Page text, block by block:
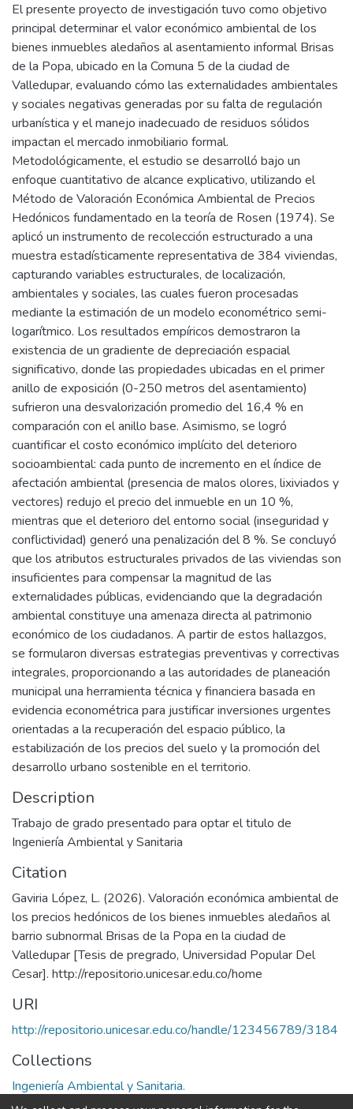
El presente proyecto de investigación tuvo como objetivo
principal determinar el valor económico ambiental de los
bienes inmuebles aledaños al asentamiento informal Brisas
de la Popa, ubicado en la Comuna 5 de la ciudad de
Valledupar, evaluando cómo las externalidades ambientales
y sociales negativas generadas por su falta de regulación
urbanística y el manejo inadecuado de residuos sólidos
impactan el mercado inmobiliario formal.
Metodológicamente, el estudio se desarrolló bajo un
enfoque cuantitativo de alcance explicativo, utilizando el
Método de Valoración Económica Ambiental de Precios
Hedónicos fundamentado en la teoría de Rosen (1974). Se
aplicó un instrumento de recolección estructurado a una
muestra estadísticamente representativa de 384 viviendas,
capturando variables estructurales, de localización,
ambientales y sociales, las cuales fueron procesadas
mediante la estimación de un modelo econométrico semi-
logarítmico. Los resultados empíricos demostraron la
existencia de un gradiente de depreciación espacial
significativo, donde las propiedades ubicadas en el primer
anillo de exposición (0-250 metros del asentamiento)
sufrieron una desvalorización promedio del 16,4 % en
comparación con el anillo base. Asimismo, se logró
cuantificar el costo económico implícito del deterioro
socioambiental: cada punto de incremento en el índice de
afectación ambiental (presencia de malos olores, lixiviados y
vectores) redujo el precio del inmueble en un 10 %,
mientras que el deterioro del entorno social (inseguridad y
conflictividad) generó una penalización del 8 %. Se concluyó
que los atributos estructurales privados de las viviendas son
insuficientes para compensar la magnitud de las
externalidades públicas, evidenciando que la degradación
ambiental constituye una amenaza directa al patrimonio
económico de los ciudadanos. A partir de estos hallazgos,
se formularon diversas estrategias preventivas y correctivas
integrales, proporcionando a las autoridades de planeación
municipal una herramienta técnica y financiera basada en
evidencia econométrica para justificar inversiones urgentes
orientadas a la recuperación del espacio público, la
estabilización de los precios del suelo y la promoción del
desarrollo urbano sostenible en el territorio.
Description
Trabajo de grado presentado para optar el titulo de
Ingeniería Ambiental y Sanitaria
Citation
Gaviria López, L. (2026). Valoración económica ambiental de
los precios hedónicos de los bienes inmuebles aledaños al
barrio subnormal Brisas de la Popa en la ciudad de
Valledupar [Tesis de pregrado, Universidad Popular Del
Cesar]. http://repositorio.unicesar.edu.co/home
URI
http://repositorio.unicesar.edu.co/handle/123456789/3184
Collections
Ingeniería Ambiental y Sanitaria.